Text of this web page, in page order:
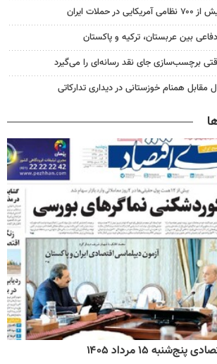
حملات ایران
بین عربستان، ترکیه و پاکستان
برچسب‌سازی جای نقد رسانه‌ای را می‌گیرد
مقابل همنام خوزستانی در دیداری تدارکاتی
۱۵ مرداد ۱۴۰۵